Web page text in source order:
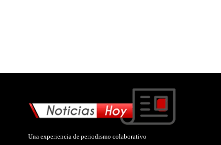
Una experiencia de periodismo colaborativo